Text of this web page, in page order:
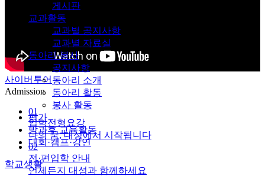
게시판
교과활동
교과별 공지사항
교과별 자료실
동아리·봉사
공지사항
동아리 소개
동아리 활동
봉사 활동
평가
방과후 교육활동
대회·캠프·강연
학교생활
사이버투어
Admission
01
입학전형요강
나의 꿈, 대성에서 시작됩니다
02
전·편입학 안내
언제든지 대성과 함께하세요